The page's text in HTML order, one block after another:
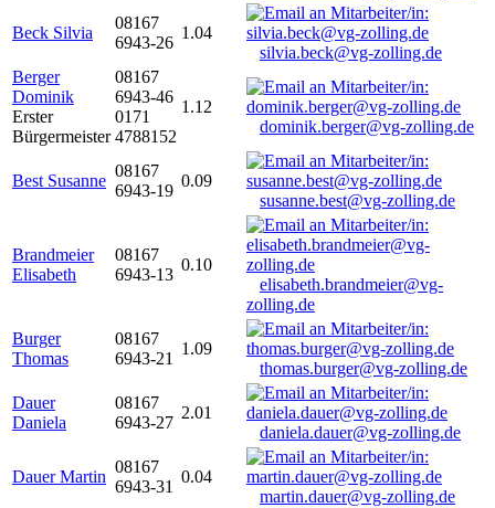
Beck Silvia
08167
6943-26
1.04
silvia.beck@vg-zolling.de
Berger
Dominik
Erster
Bürgermeister
08167
6943-46
0171
4788152
1.12
dominik.berger@vg-zolling.de
Best Susanne
08167
6943-19
0.09
susanne.best@vg-zolling.de
Brandmeier
Elisabeth
08167
6943-13
0.10
elisabeth.brandmeier@vg-
zolling.de
Burger
Thomas
08167
6943-21
1.09
thomas.burger@vg-zolling.de
Dauer
Daniela
08167
6943-27
2.01
daniela.dauer@vg-zolling.de
Dauer Martin
08167
6943-31
0.04
martin.dauer@vg-zolling.de